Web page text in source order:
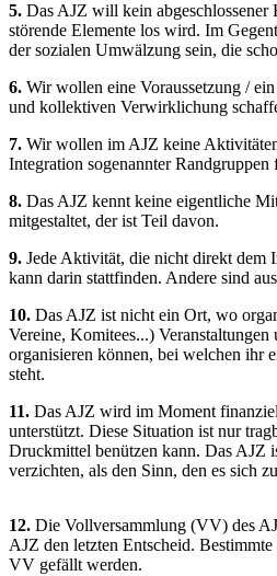
5. Das AJZ will kein abgeschlossener
störende Elemente los wird. Im
der sozialen Umwälzung sein, die
6. Wir wollen eine Voraussetzung /
und kollektiven Verwirklichung
7. Wir wollen im AJZ keine
Integration sogenannter Randgruppen
8. Das AJZ kennt keine eigentliche
mitgestaltet, der ist Teil davon.
9. Jede Aktivität, die nicht direkt dem
kann darin stattfinden. Andere sind
10. Das AJZ ist nicht ein Ort, wo
Vereine, Komitees...) Veranstaltungen
organisieren können, bei welchen ihr
steht.
11. Das AJZ wird im Moment
unterstützt. Diese Situation ist nur
Druckmittel benützen kann. Das AJZ
verzichten, als den Sinn, den es sich
12. Die Vollversammlung (VV) des
AJZ den letzten Entscheid.
VV gefällt werden.